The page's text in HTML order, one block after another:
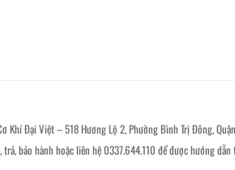
Khí Đại Việt – 518 Hương Lộ 2, Phường Bình Trị Đông, Quận
bảo hành hoặc liên hệ 0337.644.110 để được hướng dẫn